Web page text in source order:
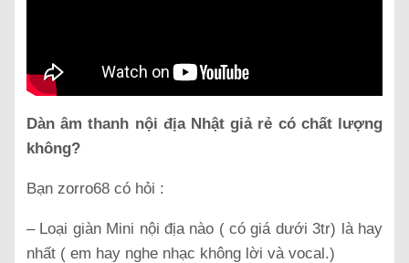
Dàn âm thanh nội địa Nhật giả rẻ có chất lượng
không?
Bạn zorro68 có hỏi :
– Loại giàn Mini nội địa nào ( có giá dưới 3tr) là hay
nhất ( em hay nghe nhạc không lời và vocal.)